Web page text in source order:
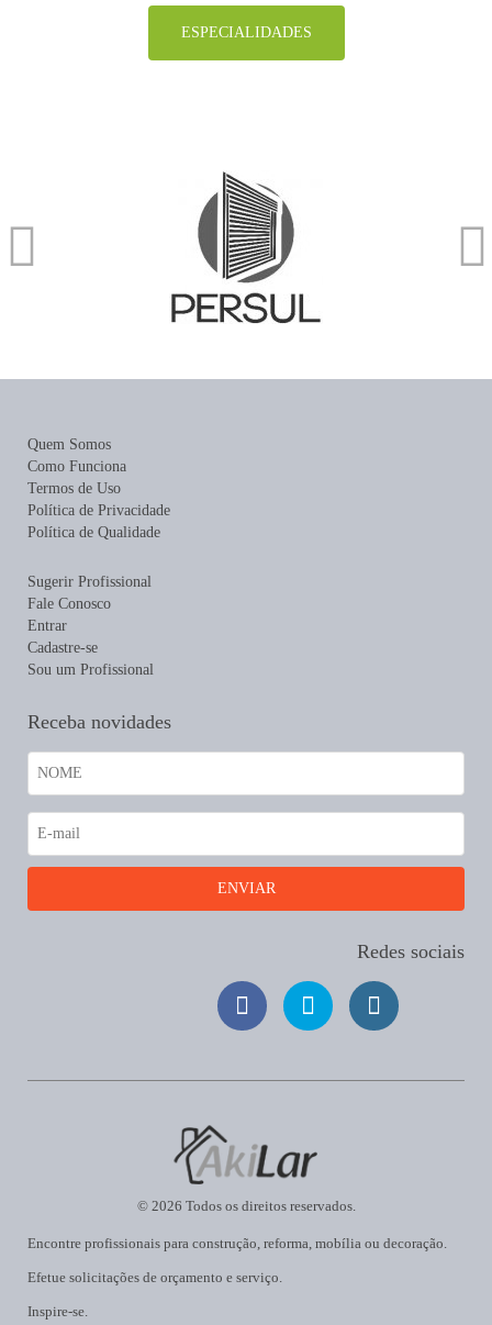
ESPECIALIDADES
Quem Somos
Como Funciona
Termos de Uso
Política de Privacidade
Política de Qualidade
Sugerir Profissional
Fale Conosco
Entrar
Cadastre-se
Sou um Profissional
Receba novidades
Redes sociais
Encontre profissionais para construção, reforma, mobília ou decoração.
Efetue solicitações de orçamento e serviço.
Inspire-se.
© 2026 Todos os direitos reservados.